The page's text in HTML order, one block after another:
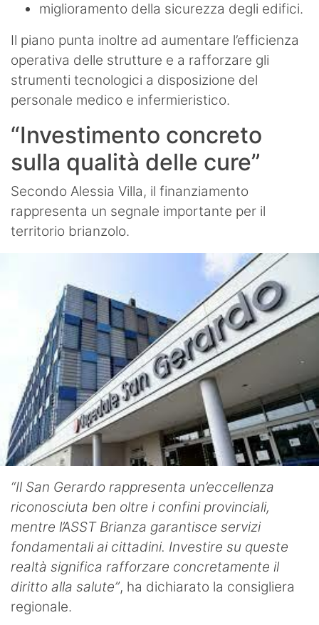
miglioramento della sicurezza degli edifici.
Il piano punta inoltre ad aumentare l’efficienza
operativa delle strutture e a rafforzare gli
strumenti tecnologici a disposizione del
personale medico e infermieristico.
“Investimento concreto
sulla qualità delle cure”
Secondo Alessia Villa, il finanziamento
rappresenta un segnale importante per il
territorio brianzolo.
“Il San Gerardo rappresenta un’eccellenza
riconosciuta ben oltre i confini provinciali,
mentre l’ASST Brianza garantisce servizi
fondamentali ai cittadini. Investire su queste
realtà significa rafforzare concretamente il
diritto alla salute”, ha dichiarato la consigliera
regionale.